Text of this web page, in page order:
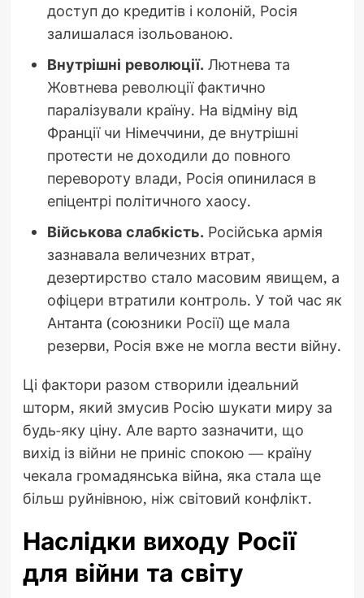
доступ до кредитів і колоній, Росія
залишалася ізольованою.
Внутрішні революції. Лютнева та
Жовтнева революції фактично
паралізували країну. На відміну від
Франції чи Німеччини, де внутрішні
протести не доходили до повного
перевороту влади, Росія опинилася в
епіцентрі політичного хаосу.
Військова слабкість. Російська армія
зазнавала величезних втрат,
дезертирство стало масовим явищем, а
офіцери втратили контроль. У той час як
Антанта (союзники Росії) ще мала
резерви, Росія вже не могла вести війну.
Ці фактори разом створили ідеальний
шторм, який змусив Росію шукати миру за
будь-яку ціну. Але варто зазначити, що
вихід із війни не приніс спокою — країну
чекала громадянська війна, яка стала ще
більш руйнівною, ніж світовий конфлікт.
Наслідки виходу Росії
для війни та світу